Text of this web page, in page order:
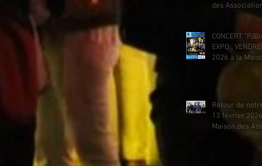
des
CONCERT
EXPO :
2026 à la
Retour de
13 février
Maison des